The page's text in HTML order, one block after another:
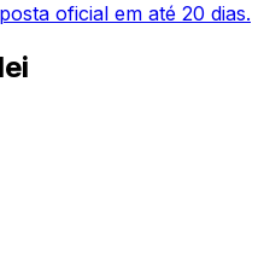
oficial em até 20 dias.